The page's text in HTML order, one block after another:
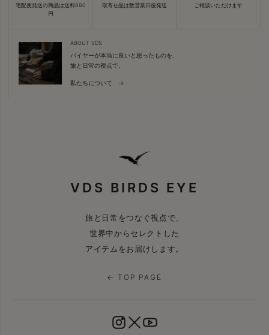
宅配便発送の商品は送料880
円
取寄せ品は数営業日後発送
ご相談いただけます
ABOUT VDS
バイヤーが本当に良いと思ったものを、
旅と日常の視点で。
私たちについて →
VDS BIRDS EYE
旅と日常をつなぐ視点で、
世界中からセレクトした
アイテムをお届けします。
← TOP PAGE